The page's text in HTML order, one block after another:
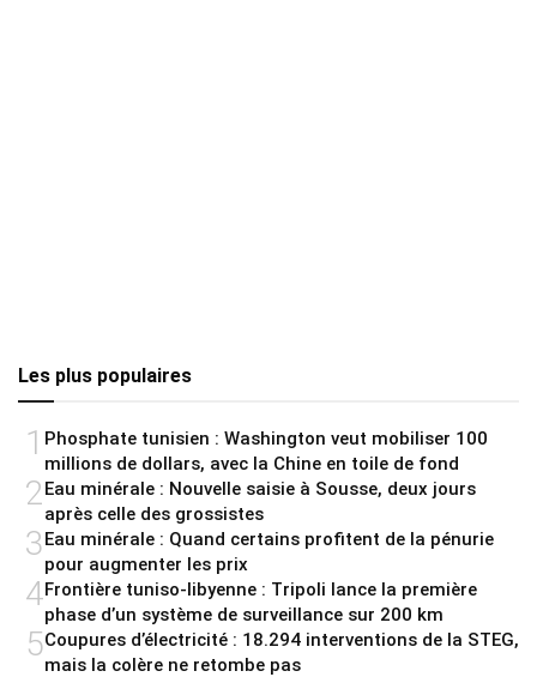
Les plus populaires
1 Phosphate tunisien : Washington veut mobiliser 100
millions de dollars, avec la Chine en toile de fond
2 Eau minérale : Nouvelle saisie à Sousse, deux jours
après celle des grossistes
3Eau minérale : Quand certains profitent de la pénurie
pour augmenter les prix
4Frontière tuniso-libyenne : Tripoli lance la première
phase d’un système de surveillance sur 200 km
5Coupures d’électricité : 18.294 interventions de la STEG,
mais la colère ne retombe pas